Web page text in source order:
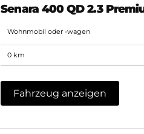
Senara 400 QD 2.3
Wohnmobil oder -wagen
0 km
Fahrzeug anzeigen